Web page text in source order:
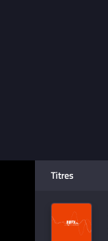
Titres